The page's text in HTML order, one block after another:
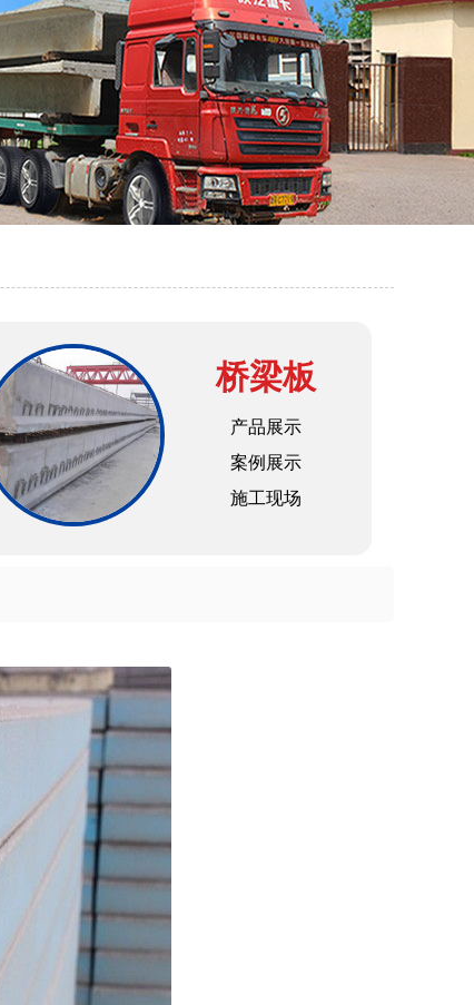
桥梁板
产品展示
案例展示
施工现场